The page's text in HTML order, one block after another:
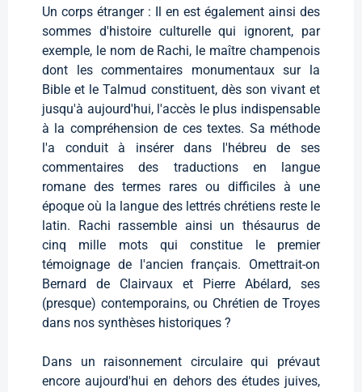
Un corps étranger : Il en est également ainsi des
sommes d'histoire culturelle qui ignorent, par
exemple, le nom de Rachi, le maître champenois
dont les commentaires monumentaux sur la
Bible et le Talmud constituent, dès son vivant et
jusqu'à aujourd'hui, l'accès le plus indispensable
à la compréhension de ces textes. Sa méthode
l'a conduit à insérer dans l'hébreu de ses
commentaires des traductions en langue
romane des termes rares ou difficiles à une
époque où la langue des lettrés chrétiens reste le
latin. Rachi rassemble ainsi un thésaurus de
cinq mille mots qui constitue le premier
témoignage de l'ancien français. Omettrait-on
Bernard de Clairvaux et Pierre Abélard, ses
(presque) contemporains, ou Chrétien de Troyes
dans nos synthèses historiques ?
Dans un raisonnement circulaire qui prévaut
encore aujourd'hui en dehors des études juives,